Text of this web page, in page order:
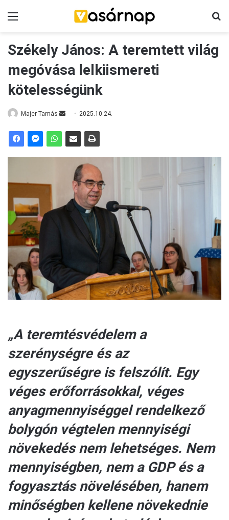
Székely János: A teremtett világ
megóvása lelkiismereti
kötelességünk
Majer Tamás
m
2025.10.24.
„A teremtésvédelem a
szerénységre és az
egyszerűségre is felszólít. Egy
véges erőforrásokkal, véges
anyagmennyiséggel rendelkező
bolygón végtelen mennyiségi
növekedés nem lehetséges. Nem
mennyiségben, nem a GDP és a
fogyasztás növelésében, hanem
minőségben kellene növekednie